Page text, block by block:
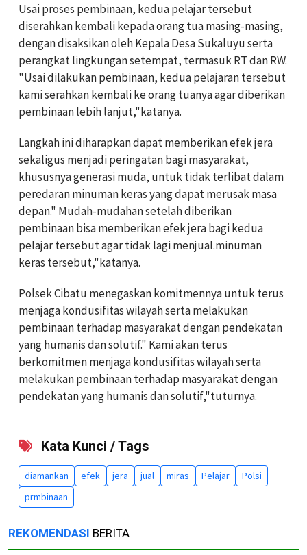
Usai proses pembinaan, kedua pelajar tersebut
diserahkan kembali kepada orang tua masing-masing,
dengan disaksikan oleh Kepala Desa Sukaluyu serta
perangkat lingkungan setempat, termasuk RT dan RW.
"Usai dilakukan pembinaan, kedua pelajaran tersebut
kami serahkan kembali ke orang tuanya agar diberikan
pembinaan lebih lanjut,"katanya.
Langkah ini diharapkan dapat memberikan efek jera
sekaligus menjadi peringatan bagi masyarakat,
khususnya generasi muda, untuk tidak terlibat dalam
peredaran minuman keras yang dapat merusak masa
depan." Mudah-mudahan setelah diberikan
pembinaan bisa memberikan efek jera bagi kedua
pelajar tersebut agar tidak lagi menjual.minuman
keras tersebut,"katanya.
Polsek Cibatu menegaskan komitmennya untuk terus
menjaga kondusifitas wilayah serta melakukan
pembinaan terhadap masyarakat dengan pendekatan
yang humanis dan solutif." Kami akan terus
berkomitmen menjaga kondusifitas wilayah serta
melakukan pembinaan terhadap masyarakat dengan
pendekatan yang humanis dan solutif,"tuturnya.
Kata Kunci / Tags
diamankan efek jera jual miras Pelajar
Polsi
prmbinaan
REKOMENDASI BERITA